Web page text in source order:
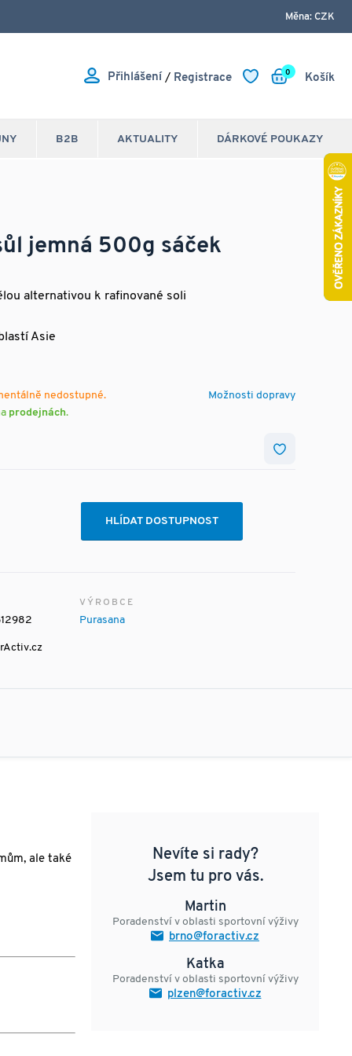
Měna: CZK
Přihlášení / Registrace Košík
0
DÁRKOVÉ POUKAZY
AKTUALITY
B2B
jemná 500g sáček
alternativou k rafinované soli
Asie
Možnosti dopravy
nedostupné.
prodejnách.
HLÍDAT DOSTUPNOST
VÝROBCE
Purasana
ale také
Nevíte si rady?
Jsem tu pro vás.
Martin
Poradenství v oblasti sportovní výživy
brno@foractiv.cz
Katka
Poradenství v oblasti sportovní výživy
plzen@foractiv.cz